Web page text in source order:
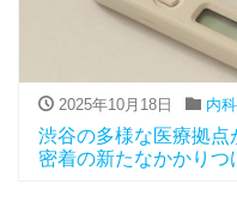
2025年10月18日 内科
渋谷の多様な医療拠
密着の新たなかかりつ